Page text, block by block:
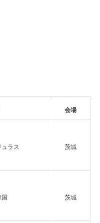
会場
ラス 茨城
茨城